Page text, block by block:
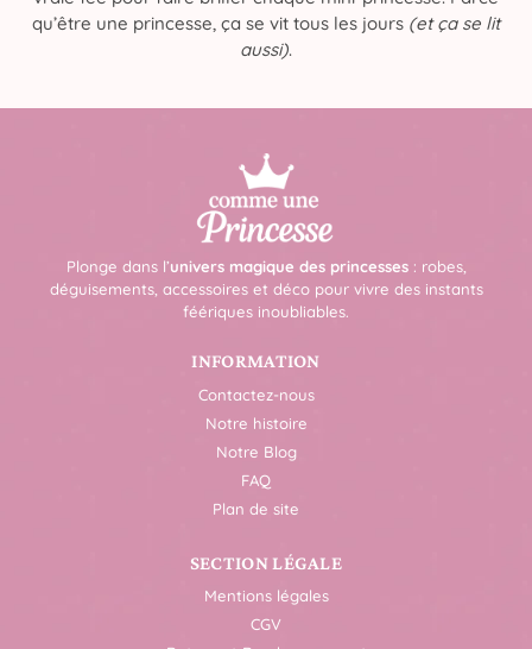
qu’être une princesse, ça se vit tous les jours (et ça se lit
aussi).
Plonge dans l’univers magique des princesses: robes,
déguisements, accessoires et déco pour vivre des instants
féériques inoubliables.
INFORMATION
Contactez-nous
Notre histoire
Notre Blog
FAQ
Plan de site
SECTION LÉGALE
Mentions légales
CGV